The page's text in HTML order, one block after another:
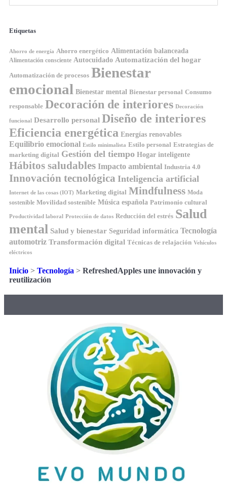
Etiquetas
Ahorro de energía Ahorro energético Alimentación balanceada
Alimentación consciente Autocuidado Automatización del hogar
Automatización de procesos Bienestar
emocional Bienestar mental Bienestar personal Consumo
responsable Decoración de interiores Decoración
funcional Desarrollo personal Diseño de interiores
Eficiencia energética Energías renovables
Equilibrio emocional Estilo minimalista Estilo personal Estrategias de
marketing digital Gestión del tiempo Hogar inteligente
Hábitos saludables Impacto ambiental Industria 4.0
Innovación tecnológica Inteligencia artificial
Internet de las cosas (IOT) Marketing digital Mindfulness Moda
sostenible Movilidad sostenible Música española Patrimonio cultural
Productividad laboral Protección de datos Reducción del estrés Salud
mental Salud y bienestar Seguridad informática Tecnología
automotriz Transformación digital Técnicas de relajación Vehículos
eléctricos
Inicio > Tecnología > RefreshedApples une innovación y
reutilización